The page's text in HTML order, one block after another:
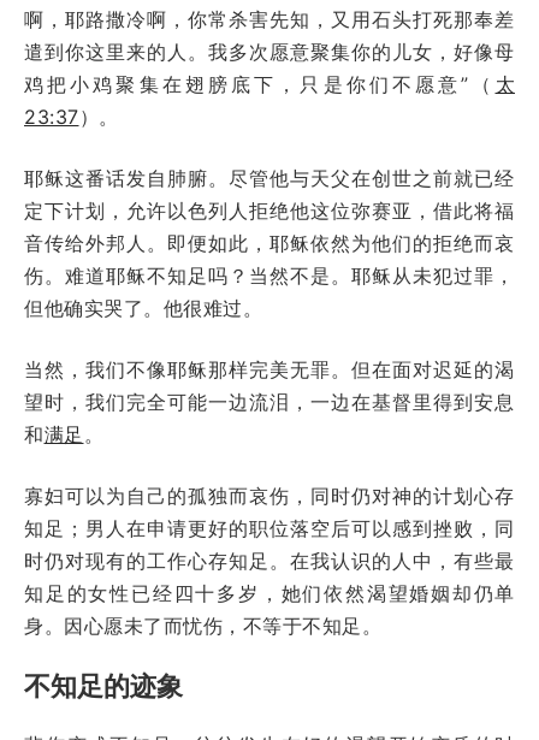
啊，耶路撒冷啊，你常杀害先知，又用石头打死那奉差
遣到你这里来的人。我多次愿意聚集你的儿女，好像母
鸡把小鸡聚集在翅膀底下，只是你们不愿意”（ 太
23:37）。
耶稣这番话发自肺腑。尽管他与天父在创世之前就已经
定下计划，允许以色列人拒绝他这位弥赛亚，借此将福
音传给外邦人。即便如此，耶稣依然为他们的拒绝而哀
伤。难道耶稣不知足吗？当然不是。耶稣从未犯过罪，
但他确实哭了。他很难过。
当然，我们不像耶稣那样完美无罪。但在面对迟延的渴
望时，我们完全可能一边流泪，一边在基督里得到安息
和满足 。
寡妇可以为自己的孤独而哀伤，同时仍对神的计划心存
知足；男人在申请更好的职位落空后可以感到挫败，同
时仍对现有的工作心存知足。在我认识的人中，有些最
知足的女性已经四十多岁，她们依然渴望婚姻却仍单
身。因心愿未了而忧伤，不等于不知足。
不知足的迹象